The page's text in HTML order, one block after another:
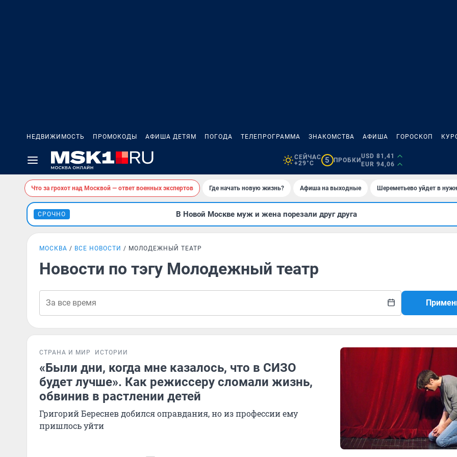
НЕДВИЖИМОСТЬ ПРОМОКОДЫ АФИША ДЕТЯМ ПОГОДА ТЕЛЕПРОГРАММА ЗНАКОМСТВА АФИША ГОРОСКОП
СЕЙЧАС
+29°C
5 ПРОБКИ
USD 81,41
EUR 94,06
Что за грохот над Москвой — ответ военных экспертов Где начать новую жизнь? Афиша на выходные Шереметьево уйдет в
СРОЧНО В Новой Москве муж и жена порезали друг друга
МОСКВА ВСЕ НОВОСТИ МОЛОДЕЖНЫЙ ТЕАТР
Новости по тэгу Молодежный театр
СТРАНА И МИР ИСТОРИИ
«Были дни, когда мне казалось, что в СИЗО
будет лучше». Как режиссеру сломали жизнь,
обвинив в растлении детей
Григорий Береснев добился оправдания, но из профессии ему
пришлось уйти